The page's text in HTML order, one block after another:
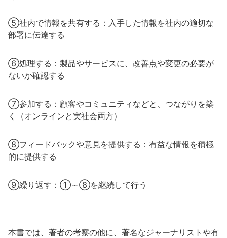
⑤社内で情報を共有する：入手した情報を社内の適切な
部署に伝達する
⑥処理する：製品やサービスに、改善点や変更の必要が
ないか確認する
⑦参加する：顧客やコミュニティなどと、つながりを築
く（オンラインと実社会両方）
⑧フィードバックや意見を提供する：有益な情報を積極
的に提供する
⑨繰り返す：①～⑧を継続して行う
本書では、著者の考察の他に、著名なジャーナリストや有